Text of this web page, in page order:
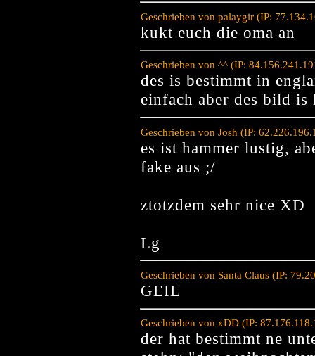
Geschrieben von palaygir (IP:
kukt euch die oma an
Geschrieben von ^^ (IP:
des is bestimmt in
einfach aber des bild is
Geschrieben von Josh (IP:
es ist hammer lustig,
fake aus ;/
ztotzdem sehr nice XD
Lg
Geschrieben von Santa Claus (IP:
GEIL
Geschrieben von xDD (IP:
der hat bestimmt ne